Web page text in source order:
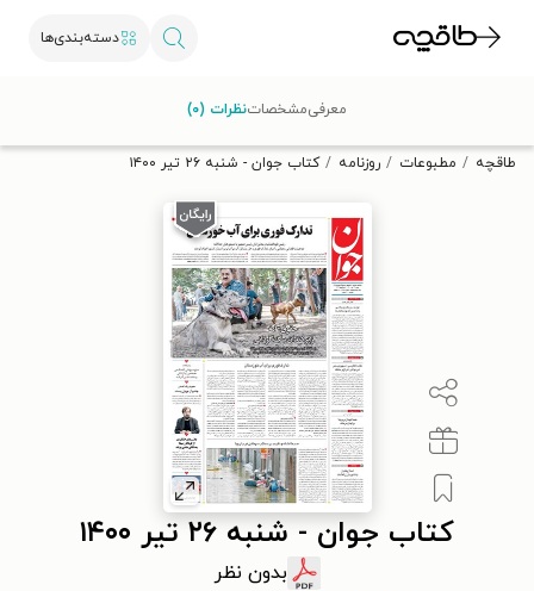
دسته‌بندی‌ها
تخفیف از طاقچه دریافت کن.
طاقچه مطبوعات روزنامه کتاب جوان - شنبه ۲۶ تير ۱۴۰۰
کتاب جوان - شنبه ۲۶ تير ۱۴۰۰
بدون نظر
معرفیمشخصاتنظرات (۰)